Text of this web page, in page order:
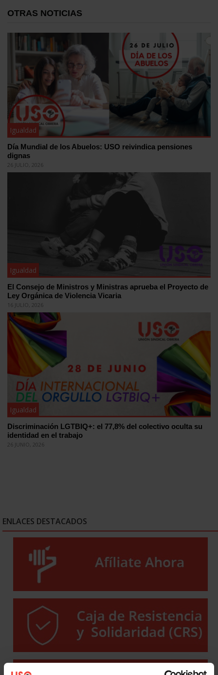
OTRAS NOTICIAS
Igualdad
Día Mundial de los Abuelos: USO reivindica pensiones
dignas
26 JULIO, 2026
Igualdad
El Consejo de Ministros y Ministras aprueba el Proyecto de
Ley Orgánica de Violencia Vicaria
16 JULIO, 2026
Igualdad
Discriminación LGTBIQ+: el 77,8% del colectivo oculta su
identidad en el trabajo
26 JUNIO, 2026
ENLACES DESTACADOS